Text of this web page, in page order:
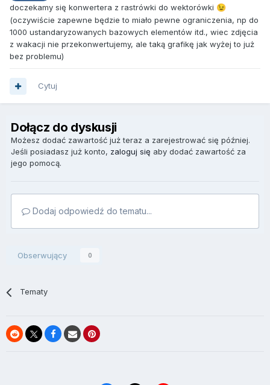
doczekamy się konwertera z rastrówki do wektorówki 😉
(oczywiście zapewne będzie to miało pewne ograniczenia, np do
1000 ustandaryzowanych bazowych elementów itd., wiec zdjęcia
z wakacji nie przekonwertujemy, ale taką grafikę jak wyżej to już
bez problemu)
Cytuj
Dołącz do dyskusji
Możesz dodać zawartość już teraz a zarejestrować się później.
Jeśli posiadasz już konto, zaloguj się aby dodać zawartość za
jego pomocą.
Dodaj odpowiedź do tematu...
Obserwujący 0
Tematy